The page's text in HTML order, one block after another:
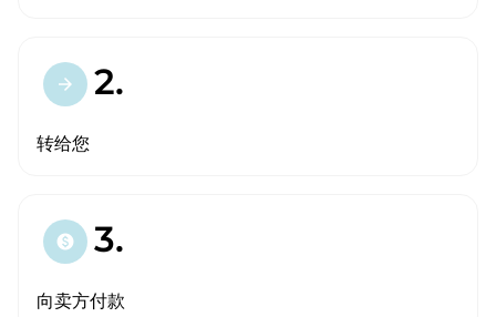
arrow_forward 2.
转给您
paid 3.
向卖方付款